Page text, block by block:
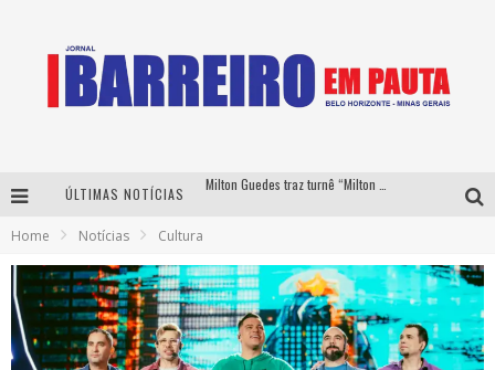
ÚLTIMAS NOTÍCIAS
Yan traz a turnê nacional do PagodYANdo para Belo Horizonte
Home Notícias Cultura